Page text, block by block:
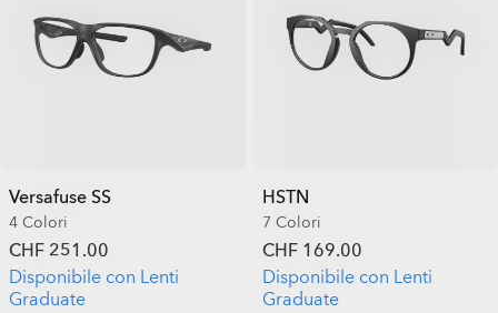
Versafuse SS
4 Colori
CHF 251.00
Disponibile con Lenti
Graduate
HSTN
7 Colori
CHF 169.00
Disponibile con Lenti
Graduate